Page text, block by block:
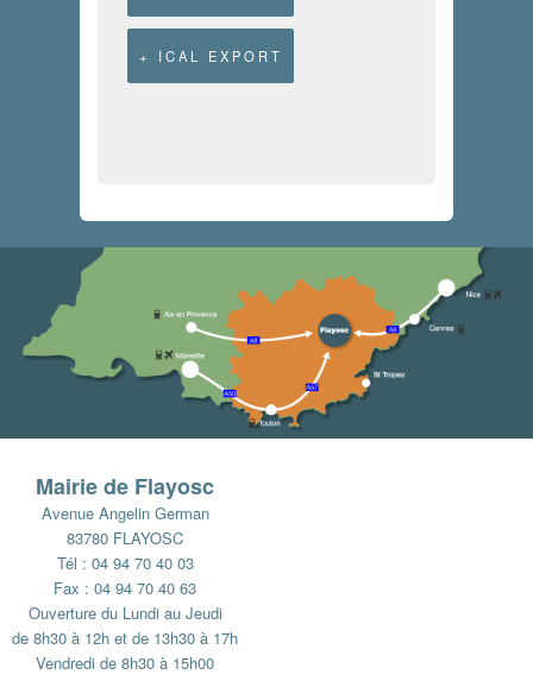
+ ICAL EXPORT
Mairie de Flayosc
Avenue Angelin German
83780 FLAYOSC
Tél : 04 94 70 40 03
Fax : 04 94 70 40 63
Ouverture du Lundi au Jeudi
de 8h30 à 12h et de 13h30 à 17h
Vendredi de 8h30 à 15h00